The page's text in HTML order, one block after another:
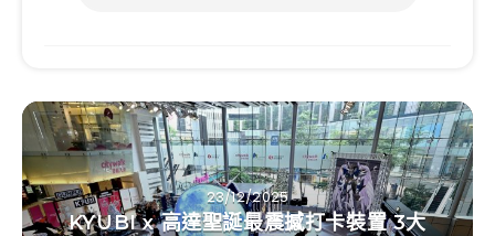
23/12/2025
KYUBI x 高達聖誕最震撼打卡裝置 3大